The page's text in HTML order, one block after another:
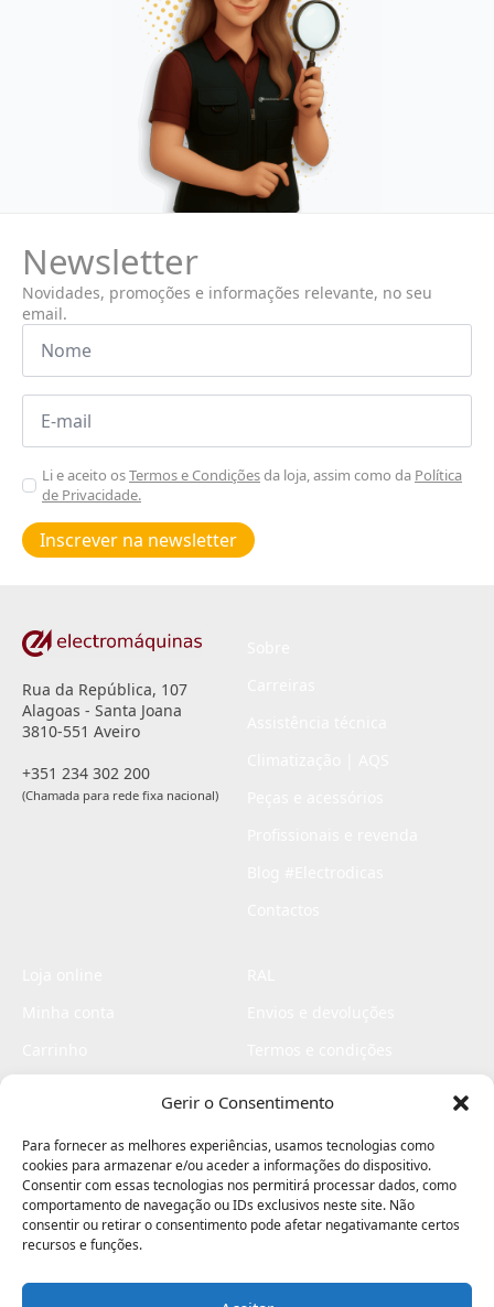
Gerir o Consentimento
Para fornecer as melhores experiências, usamos tecnologias como
cookies para armazenar e/ou aceder a informações do dispositivo.
Consentir com essas tecnologias nos permitirá processar dados, como
comportamento de navegação ou IDs exclusivos neste site. Não
consentir ou retirar o consentimento pode afetar negativamante certos
recursos e funções.
Newsletter
Novidades, promoções e informações relevante, no seu
email.
Nome
Email
Aceitar
Poiticas
de
privacidade
Li e aceito osTermos e Condiçõesda loja, assim como da Política
de Privacidade.
Inscrever na newsletter
Rua da República, 107
Alagoas - Santa Joana
3810-551 Aveiro
+351 234 302 200
(Chamada para rede fixa nacional)
Livro de elogios